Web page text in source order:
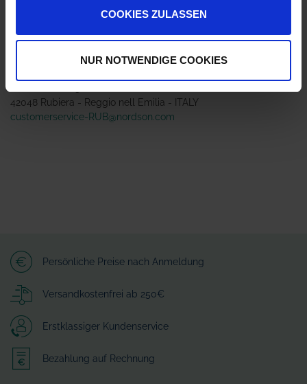
COOKIES ZULASSEN
NUR NOTWENDIGE COOKIES
Herstellerinformationen (GPSR)
42048 Rubiera - Reggio nell Emilia - ITALY
customerservice-RUB@nordson.com
Persönliche Preise nach Anmeldung
Versandkostenfrei ab 250€
Erstklassiger Kundenservice
Bezahlung auf Rechnung